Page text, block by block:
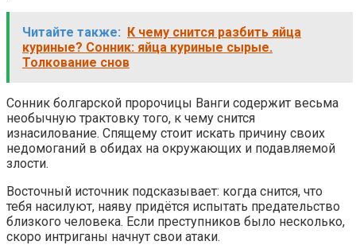
Читайте также: К чему снится разбить яйца
куриные? Сонник: яйца куриные сырые.
Толкование снов
Сонник болгарской пророчицы Ванги содержит весьма
необычную трактовку того, к чему снится
изнасилование. Спящему стоит искать причину своих
недомоганий в обидах на окружающих и подавляемой
злости.
Восточный источник подсказывает: когда снится, что
тебя насилуют, наяву придётся испытать предательство
близкого человека. Если преступников было несколько,
скоро интриганы начнут свои атаки.